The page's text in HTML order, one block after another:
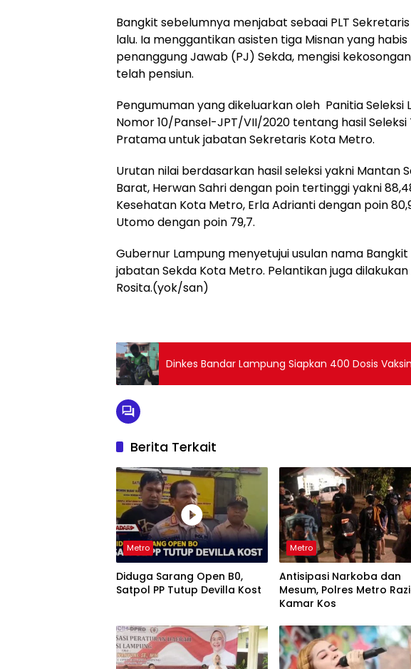
Bangkit sebelumnya menjabat sebaai PLT
lalu. Ia menggantikan asisten tiga Misnan yang
penanggung Jawab (PJ) Sekda, mengisi
telah pensiun.
Pengumuman yang dikeluarkan oleh Panitia
Nomor 10/Pansel-JPT/VII/2020 tentang hasil
Pratama untuk jabatan Sekretaris Kota Metro.
Urutan nilai berdasarkan hasil seleksi yakni Mantan
Barat, Herwan Sahri dengan poin tertinggi yakni
Kesehatan Kota Metro, Erla Adrianti dengan poin
Utomo dengan poin 79,7.
Gubernur Lampung menyetujui usulan nama
jabatan Sekda Kota Metro. Pelantikan juga
Rosita.(yok/san)
Dinkes Bandar Lampung Siapkan 400 Dosis
Berita Terkait
Metro
Diduga Sarang Open B0,
Satpol PP Tutup Devilla Kost
Metro
Antisipasi Narkoba dan
Mesum, Polres Metro
Kamar Kos